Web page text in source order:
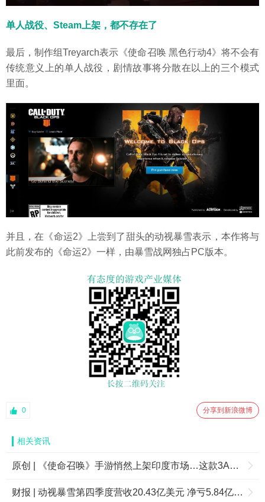
单人战役、Steam上架，都不存在了
最后，制作组Treyarch表示《使命召唤 黑色行动4》将不会有
传统意义上的单人战役，剧情故事将分散在以上的三个模式
里面。
并且，在《命运2》上尝到了甜头的动视暴雪表示，本作将与
此前发布的《命运2》一样，由暴雪战网独占PC版本。
0 分享到新浪微博
相关资讯
原创 | 《使命召唤》手游悄然上架印度市场…这款3A级大作能否凭“吃鸡”模式突围FPS领域？
财报 | 动视暴雪第四季度营收20.43亿美元 净亏5.84亿美元